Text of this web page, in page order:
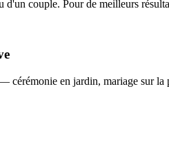
d'un couple. Pour de meilleurs
cérémonie en jardin, mariage sur